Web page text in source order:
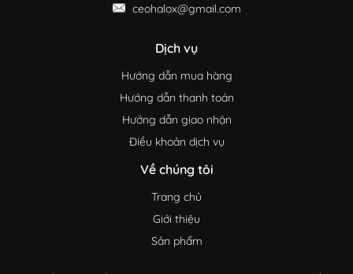
ceohalox@gmail.com
Dịch vụ
Hướng dẫn mua hàng
Hướng dẫn thanh toán
Hướng dẫn giao nhận
Điều khoản dịch vụ
Về chúng tôi
Trang chủ
Giới thiệu
Sản phẩm